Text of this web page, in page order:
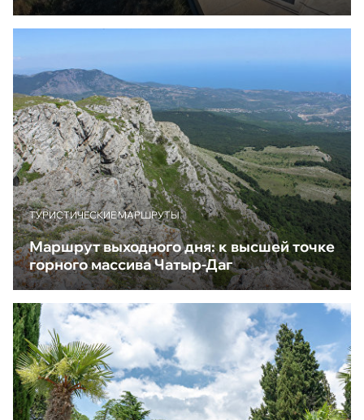
ТУРИСТИЧЕСКИЕ МАРШРУТЫ
Маршрут выходного дня: к высшей точке
горного массива Чатыр-Даг